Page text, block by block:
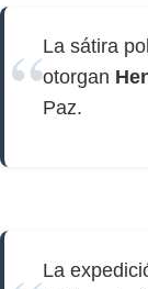
La sátira
otorgan
Paz.
La